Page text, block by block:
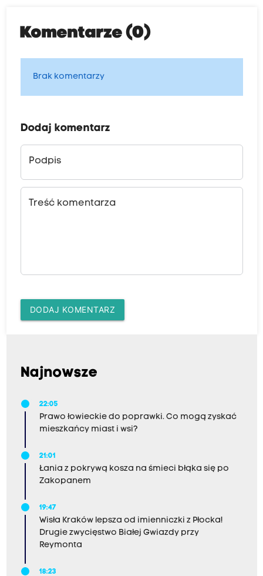
Komentarze (0)
Brak komentarzy
Dodaj komentarz
Podpis
Treść komentarza
DODAJ KOMENTARZ
Najnowsze
22:05
Prawo łowieckie do poprawki. Co mogą zyskać
mieszkańcy miast i wsi?
21:01
Łania z pokrywą kosza na śmieci błąka się po
Zakopanem
19:47
Wisła Kraków lepsza od imienniczki z Płocka!
Drugie zwycięstwo Białej Gwiazdy przy
Reymonta
18:23